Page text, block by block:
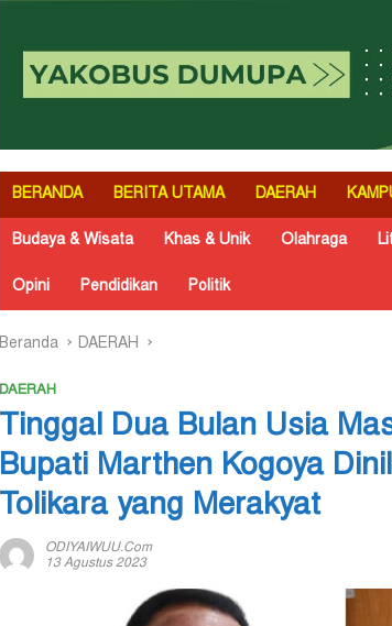
BERANDA BERITA UTAMA DAERAH
Budaya & Wisata Khas & Unik Olahraga
Opini Pendidikan Politik
Beranda DAERAH
DAERAH
Tinggal Dua Bulan Usia
Bupati Marthen Kogoya
Tolikara yang Merakyat
ODIYAIWUU.com
13 Agustus 2023